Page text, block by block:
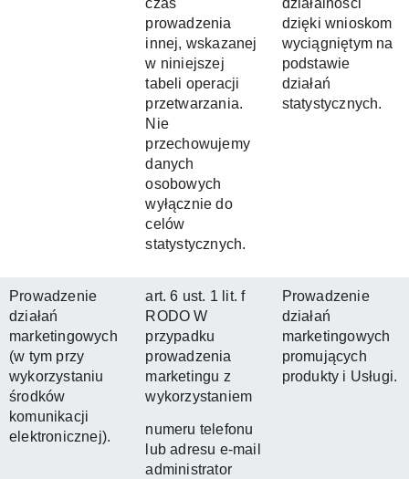
czas
prowadzenia
innej, wskazanej
w niniejszej
tabeli operacji
przetwarzania.
Nie
przechowujemy
danych
osobowych
wyłącznie do
celów
statystycznych.
działalności
dzięki wnioskom
wyciągniętym na
podstawie
działań
statystycznych.
Prowadzenie
działań
marketingowych
(w tym przy
wykorzystaniu
środków
komunikacji
elektronicznej).
art. 6 ust. 1 lit. f
RODO W
przypadku
prowadzenia
marketingu z
wykorzystaniem
numeru telefonu
lub adresu e-mail
administrator
Prowadzenie
działań
marketingowych
promujących
produkty i Usługi.